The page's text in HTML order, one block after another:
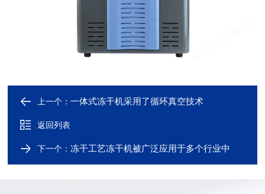
上一个：一体式冻干机采用了循环真空技术
返回列表
下一个：冻干工艺冻干机被广泛应用于多个行业中